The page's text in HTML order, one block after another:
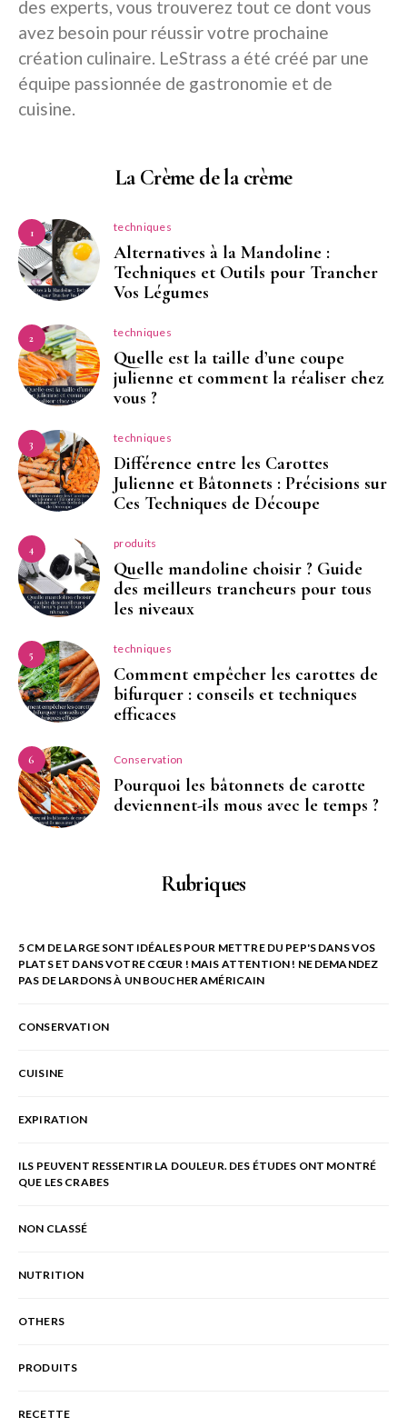
des experts, vous trouverez tout ce dont vous
avez besoin pour réussir votre prochaine
création culinaire. LeStrass a été créé par une
équipe passionnée de gastronomie et de
cuisine.
La Crème de la crème
1 techniques
Alternatives à la Mandoline :
Techniques et Outils pour Trancher
Vos Légumes
2 techniques
Quelle est la taille d’une coupe
julienne et comment la réaliser chez
vous ?
3 techniques
Différence entre les Carottes
Julienne et Bâtonnets : Précisions sur
Ces Techniques de Découpe
4 produits
Quelle mandoline choisir ? Guide
des meilleurs trancheurs pour tous
les niveaux
5 techniques
Comment empêcher les carottes de
bifurquer : conseils et techniques
efficaces
6 Conservation
Pourquoi les bâtonnets de carotte
deviennent-ils mous avec le temps ?
Rubriques
5 CM DE LARGE SONT IDÉALES POUR METTRE DU PEP'S DANS VOS
PLATS ET DANS VOTRE CŒUR ! MAIS ATTENTION ! NE DEMANDEZ
PAS DE LARDONS À UN BOUCHER AMÉRICAIN
CONSERVATION
CUISINE
EXPIRATION
ILS PEUVENT RESSENTIR LA DOULEUR. DES ÉTUDES ONT MONTRÉ
QUE LES CRABES
NON CLASSÉ
NUTRITION
OTHERS
PRODUITS
RECETTE